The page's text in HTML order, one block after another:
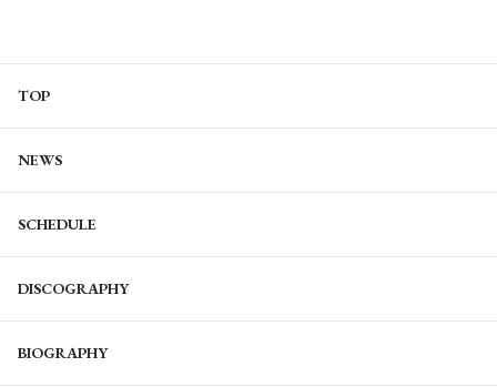
TOP
NEWS
SCHEDULE
DISCOGRAPHY
BIOGRAPHY